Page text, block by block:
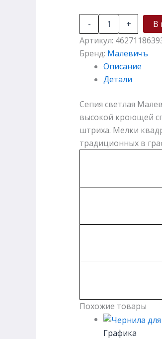
- +
В
Артикул:
Бренд: Малевичъ
Описание
Детали
Сепия светлая
высокой кроющей
штриха. Мелки
традиционных в
Похожие товары
Графика